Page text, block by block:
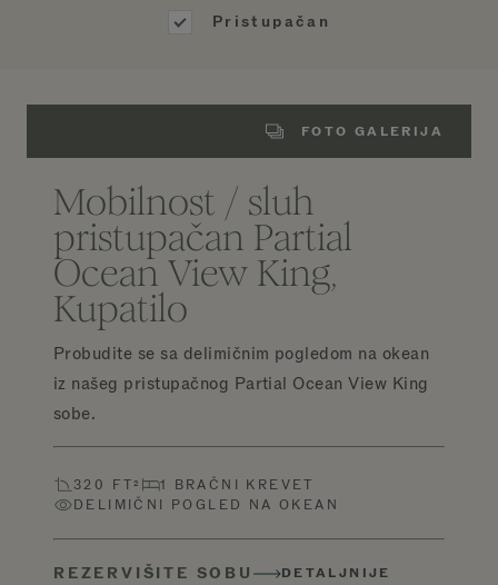
Pristupačan
FOTO GALERIJA
Mobilnost / sluh
pristupačan Partial
Ocean View King,
Kupatilo
Probudite se sa delimičnim pogledom na okean
iz našeg pristupačnog Partial Ocean View King
sobe.
320 FT²
1 BRAČNI KREVET
DELIMIČNI POGLED NA OKEAN
REZERVIŠITE SOBU DETALJNIJE